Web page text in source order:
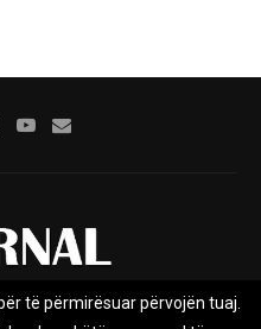
Marketing
të përmirësuar përvojën tuaj.